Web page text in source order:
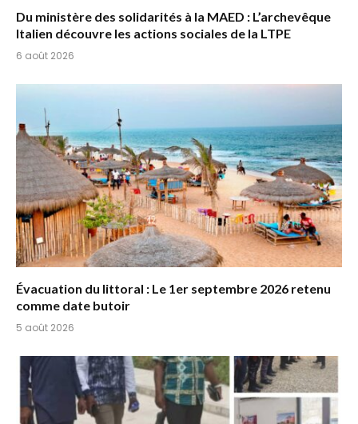
Du ministère des solidarités à la MAED : L’archevêque
Italien découvre les actions sociales de la LTPE
6 août 2026
Évacuation du littoral : Le 1er septembre 2026 retenu
comme date butoir
5 août 2026